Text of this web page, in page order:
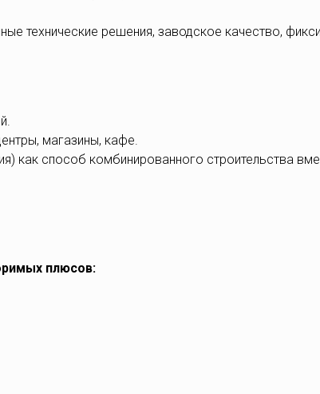
технические решения, заводское качество,
магазины, кафе.
как способ комбинированного строительства
плюсов: